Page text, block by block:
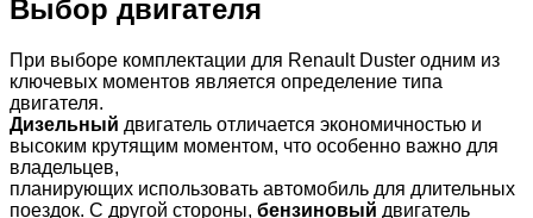
Выбор двигателя
При выборе комплектации для Renault Duster одним из
ключевых моментов является определение типа
двигателя.
Дизельный двигатель отличается экономичностью и
высоким крутящим моментом, что особенно важно для
владельцев,
планирующих использовать автомобиль для длительных
поездок. С другой стороны, бензиновый двигатель